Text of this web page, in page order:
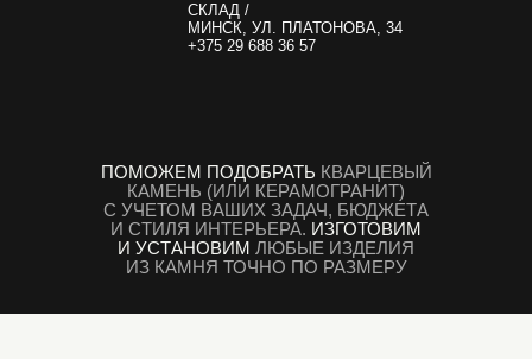
СКЛАД /
МИНСК, УЛ. ПЛАТОНОВА, 34
+375 29 688 36 57
ПОМОЖЕМ ПОДОБРАТЬ КВАРЦЕВЫЙ
КАМЕНЬ (ИЛИ КЕРАМОГРАНИТ)
С УЧЕТОМ ВАШИХ ЗАДАЧ, БЮДЖЕТА
И СТИЛЯ ИНТЕРЬЕРА. ИЗГОТОВИМ
И УСТАНОВИМ ЛЮБЫЕ ИЗДЕЛИЯ
ИЗ КАМНЯ ТОЧНО ПО РАЗМЕРУ